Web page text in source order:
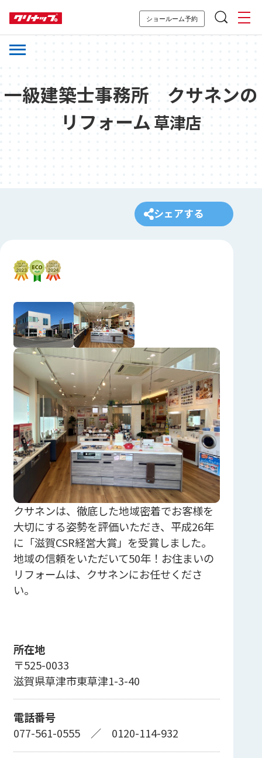
ショールーム予約
一級建築士事務所 クサネンの
リフォーム 草津店
シェアする
クサネンは、徹底した地域密着でお客様を
大切にする姿勢を評価いただき、平成26年
に「滋賀CSR経営大賞」を受賞しました。
地域の信頼をいただいて50年！お住まいの
リフォームは、クサネンにお任せくださ
い。
所在地
〒525-0033
滋賀県草津市東草津1-3-40
電話番号
077-561-0555／ 0120-114-932